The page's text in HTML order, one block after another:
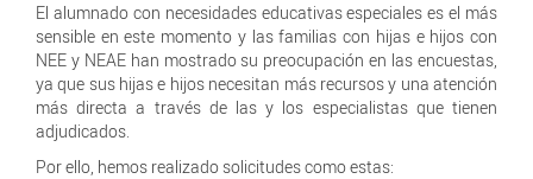
El alumnado con necesidades educativas especiales es el más
sensible en este momento y las familias con hijas e hijos con
NEE y NEAE han mostrado su preocupación en las encuestas,
ya que sus hijas e hijos necesitan más recursos y una atención
más directa a través de las y los especialistas que tienen
adjudicados.
Por ello, hemos realizado solicitudes como estas: